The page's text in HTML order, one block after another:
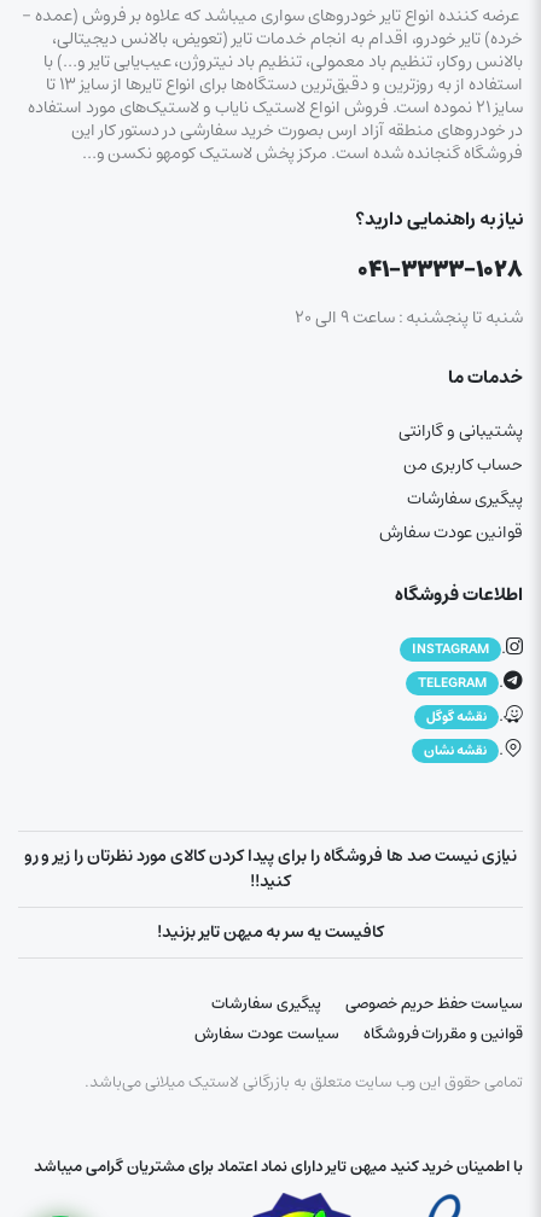
عرضه کننده انواع تایر خودروهای سواری میباشد که علاوه بر فروش (عمده –
خرده‌) تایر خودرو، اقدام به انجام خدمات تایر (تعویض، بالانس دیجیتالی،
بالانس روکار، تنظیم باد معمولی، تنظیم باد نیتروژن، عیب‌یابی تایر و…) با
استفاده از به روزترین و دقیق‌ترین دستگاه‌ها برای انواع تایرها از سایز ۱۳ تا
سایز ۲۱ نموده است. فروش انواع لاستیک‌ نایاب و لاستیک‌های مورد استفاده
در خودروهای منطقه آزاد ارس بصورت خرید سفارشی در دستور کار این
فروشگاه گنجانده شده است. مرکز پخش لاستیک کومهو نکسن و…
نیاز به راهنمایی دارید؟
۰۴۱-۳۳۳۳-۱۰۲۸
شنبه تا پنجشنبه : ساعت ۹ الی ۲۰
خدمات ما
پشتیبانی و گارانتی
حساب کاربری من
پیگیری سفارشات
قوانین عودت سفارش
اطلاعات فروشگاه
.
INSTAGRAM
.
TELEGRAM
. نقشه گوگل
. نقشه نشان
نیازی نیست صد ها فروشگاه را برای پیدا کردن کالای مورد نظرتان را زیر و رو
کنید!!
کافیست یه سر به میهن تایر بزنید!
سیاست حفظ حریم خصوصی
پیگیری سفارشات
قوانین و مقررات فروشگاه
سیاست عودت سفارش
تمامی حقوق این وب سایت متعلق به بازرگانی لاستیک میلانی می‌باشد.
با اطمینان خرید کنید میهن تایر دارای نماد اعتماد برای مشتریان گرامی میباشد